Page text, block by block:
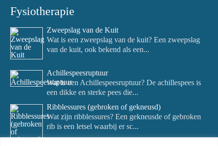
Fysiotherapie
Zweepslag van de Kuit
Wat is een zweepslag van de kuit? Een zweepslag
van de kuit, ook bekend als een...
Achillespeesruptuur
Wat is een Achillespeesruptuur? De achillespees is
een dikke en sterke pees die...
Ribblessures (gebroken of gekneusd)
Wat zijn ribblessures? Een gekneusde of gebroken
rib is een letsel waarbij er sc...